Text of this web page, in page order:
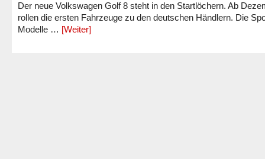
Der neue Volkswagen Golf 8 steht in den Startlöchern. Ab
rollen die ersten Fahrzeuge zu den deutschen Händlern. Die
Modelle … [Weiter]